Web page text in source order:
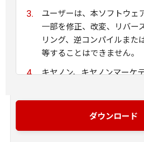
ユーザーは、本ソフトウェ
一部を修正、改変、リバー
リング、逆コンパイルまた
等することはできません。
キヤノン、キヤノンマーケ
は、本ソフトウェアがユー
的のために適当であること
ダウンロード